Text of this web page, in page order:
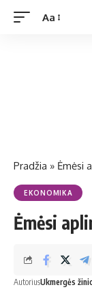
Aa
Pradžia » Ėmėsi
EKONOMIKA
Ėmėsi
AutoriusUkmergės